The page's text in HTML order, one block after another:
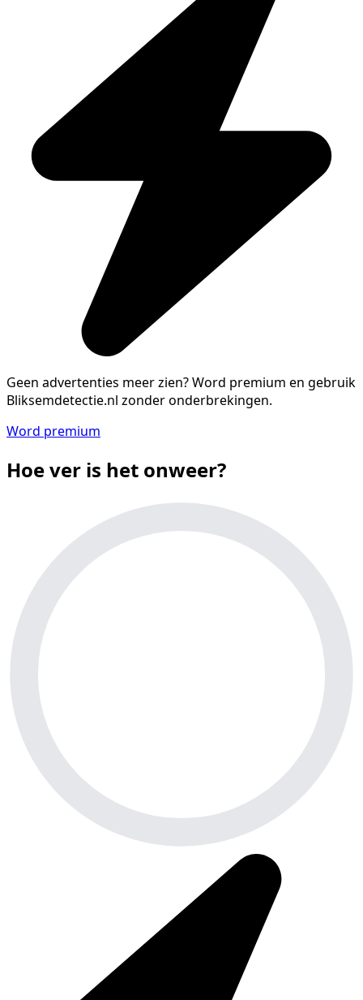
Geen advertenties meer zien?Word premium en gebruik
Bliksemdetectie.nl zonder onderbrekingen.
Word premium
Hoe ver is het onweer?